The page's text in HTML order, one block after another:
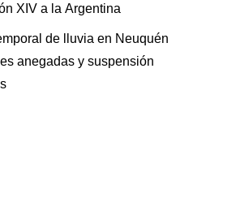
XIV a la Argentina
de lluvia en Neuquén
anegadas y suspensión